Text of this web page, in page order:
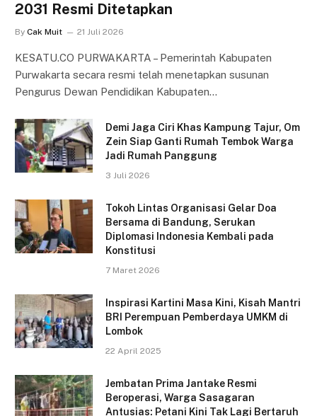
2031 Resmi Ditetapkan
By Cak Muit 21 Juli 2026
KESATU.CO PURWAKARTA – Pemerintah Kabupaten
Purwakarta secara resmi telah menetapkan susunan
Pengurus Dewan Pendidikan Kabupaten…
Demi Jaga Ciri Khas Kampung Tajur, Om
Zein Siap Ganti Rumah Tembok Warga
Jadi Rumah Panggung
3 Juli 2026
Tokoh Lintas Organisasi Gelar Doa
Bersama di Bandung, Serukan
Diplomasi Indonesia Kembali pada
Konstitusi
7 Maret 2026
Inspirasi Kartini Masa Kini, Kisah Mantri
BRI Perempuan Pemberdaya UMKM di
Lombok
22 April 2025
Jembatan Prima Jantake Resmi
Beroperasi, Warga Sasagaran
Antusias: Petani Kini Tak Lagi Bertaruh